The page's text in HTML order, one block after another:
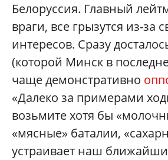
Белоруссия. Главный
враги, все грызутся из-за
интересов. Сразу
(которой Минск в
чаще демонстративно
«Далеко за примерами
возьмите хотя бы
«мясные» баталии,
устраивает наш